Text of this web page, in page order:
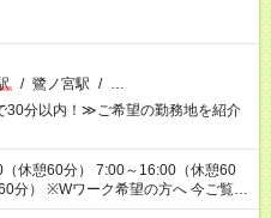
/ 鷺ノ宮駅 / …
30分以内！≫ご希望の勤務地を紹介
今ご覧の
、もう1つのお仕事の勤務時間の合